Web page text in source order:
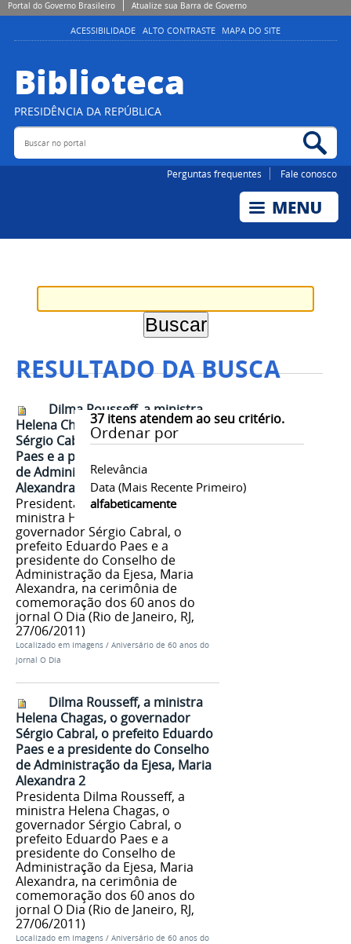
Portal do Governo Brasileiro Atualize sua Barra de Governo
ACESSIBILIDADE ALTO CONTRASTE MAPA DO SITE
Biblioteca
PRESIDÊNCIA DA REPÚBLICA
Buscar no portal
Perguntas frequentes Fale conosco
RESULTADO DA BUSCA
37itens atendem ao seu critério.
Ordenar por
Relevância
Data (mais Recente Primeiro)
alfabeticamente
Dilma Rousseff, a ministra
Helena Chagas, o governador
Sérgio Cabral, o prefeito Eduardo
Paes e a presidente do Conselho
de Administração da Ejesa, Maria
Alexandra 1
Presidenta Dilma Rousseff, a
ministra Helena Chagas, o
governador Sérgio Cabral, o
prefeito Eduardo Paes e a
presidente do Conselho de
Administração da Ejesa, Maria
Alexandra, na cerimônia de
comemoração dos 60 anos do
jornal O Dia (Rio de Janeiro, RJ,
27/06/2011)
Localizado em Imagens / Aniversário de 60 anos do
jornal O Dia
Dilma Rousseff, a ministra
Helena Chagas, o governador
Sérgio Cabral, o prefeito Eduardo
Paes e a presidente do Conselho
de Administração da Ejesa, Maria
Alexandra 2
Presidenta Dilma Rousseff, a
ministra Helena Chagas, o
governador Sérgio Cabral, o
prefeito Eduardo Paes e a
presidente do Conselho de
Administração da Ejesa, Maria
Alexandra, na cerimônia de
comemoração dos 60 anos do
jornal O Dia (Rio de Janeiro, RJ,
27/06/2011)
Localizado em Imagens / Aniversário de 60 anos do